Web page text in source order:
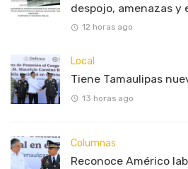
despojo, amenazas y
12 horas ago
Local
Tiene Tamaulipas
13 horas ago
Columnas
Reconoce Américo